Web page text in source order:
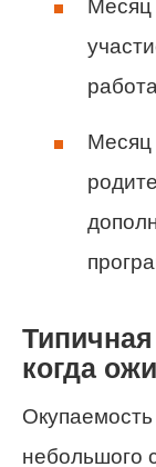
Месяц
Месяц
когда
небольшого